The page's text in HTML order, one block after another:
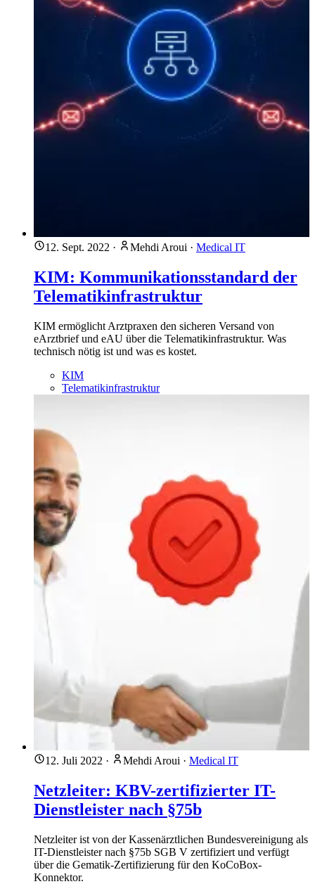
12. Sept. 2022 · Mehdi Aroui · Medical IT
KIM: Kommunikationsstandard der
Telematikinfrastruktur
KIM ermöglicht Arztpraxen den sicheren Versand von
eArztbrief und eAU über die Telematikinfrastruktur. Was
technisch nötig ist und was es kostet.
KIM
Telematikinfrastruktur
12. Juli 2022 · Mehdi Aroui · Medical IT
Netzleiter: KBV-zertifizierter IT-
Dienstleister nach §75b
Netzleiter ist von der Kassenärztlichen Bundesvereinigung als
IT-Dienstleister nach §75b SGB V zertifiziert und verfügt
über die Gematik-Zertifizierung für den KoCoBox-
Konnektor.